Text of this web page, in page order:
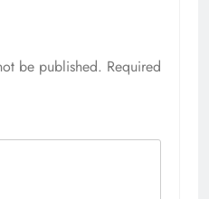
be published. Required